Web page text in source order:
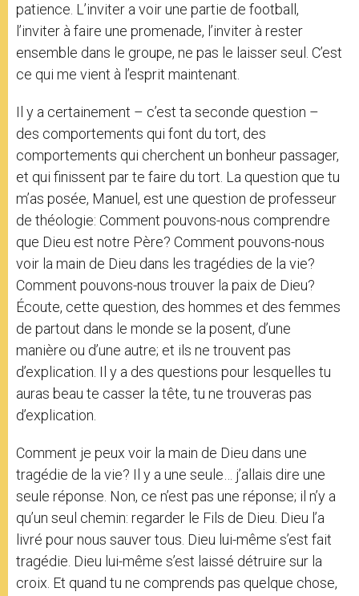
patience. L’inviter a voir une partie de football,
l’inviter à faire une promenade, l’inviter à rester
ensemble dans le groupe, ne pas le laisser seul. C’est
ce qui me vient à l’esprit maintenant.
Il y a certainement – c’est ta seconde question –
des comportements qui font du tort, des
comportements qui cherchent un bonheur passager,
et qui finissent par te faire du tort. La question que tu
m’as posée, Manuel, est une question de professeur
de théologie: Comment pouvons-nous comprendre
que Dieu est notre Père? Comment pouvons-nous
voir la main de Dieu dans les tragédies de la vie?
Comment pouvons-nous trouver la paix de Dieu?
Écoute, cette question, des hommes et des femmes
de partout dans le monde se la posent, d’une
manière ou d’une autre; et ils ne trouvent pas
d’explication. Il y a des questions pour lesquelles tu
auras beau te casser la tête, tu ne trouveras pas
d’explication.
Comment je peux voir la main de Dieu dans une
tragédie de la vie? Il y a une seule… j’allais dire une
seule réponse. Non, ce n’est pas une réponse; il n’y a
qu’un seul chemin: regarder le Fils de Dieu. Dieu l’a
livré pour nous sauver tous. Dieu lui-même s’est fait
tragédie. Dieu lui-même s’est laissé détruire sur la
croix. Et quand tu ne comprends pas quelque chose,